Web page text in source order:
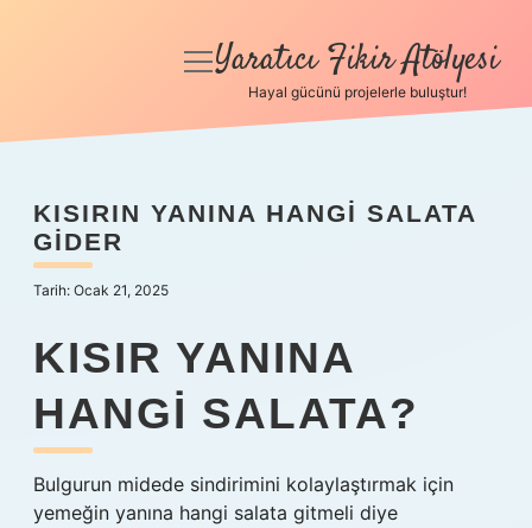
Anasayfa
Yasal Uyarı
Hakkımızda
menüyü
Yaratıcı Fikir Atölyesi
Hayal gücünü projelerle buluştur!
KISIRIN YANINA HANGI SALATA
GIDER
Tarih: Ocak 21, 2025
KISIR YANINA
HANGI SALATA?
Bulgurun midede sindirimini kolaylaştırmak için
yemeğin yanına hangi salata gitmeli diye